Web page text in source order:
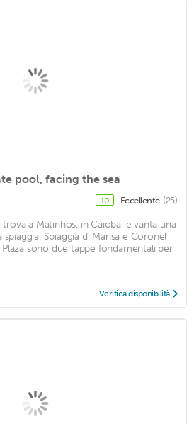
pool, facing the sea
10 Eccellente (25)
a Matinhos, in Caioba, e vanta una
Spiaggia di Mansa e Coronel
sono due tappe fondamentali per
Verifica disponibilità